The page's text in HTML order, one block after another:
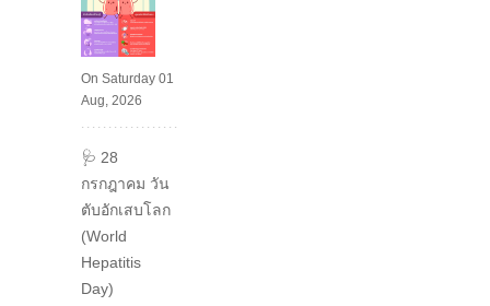
On Saturday 01
Aug, 2026
🩺 28
กรกฎาคม วัน
ตับอักเสบโลก
(World
Hepatitis
Day)